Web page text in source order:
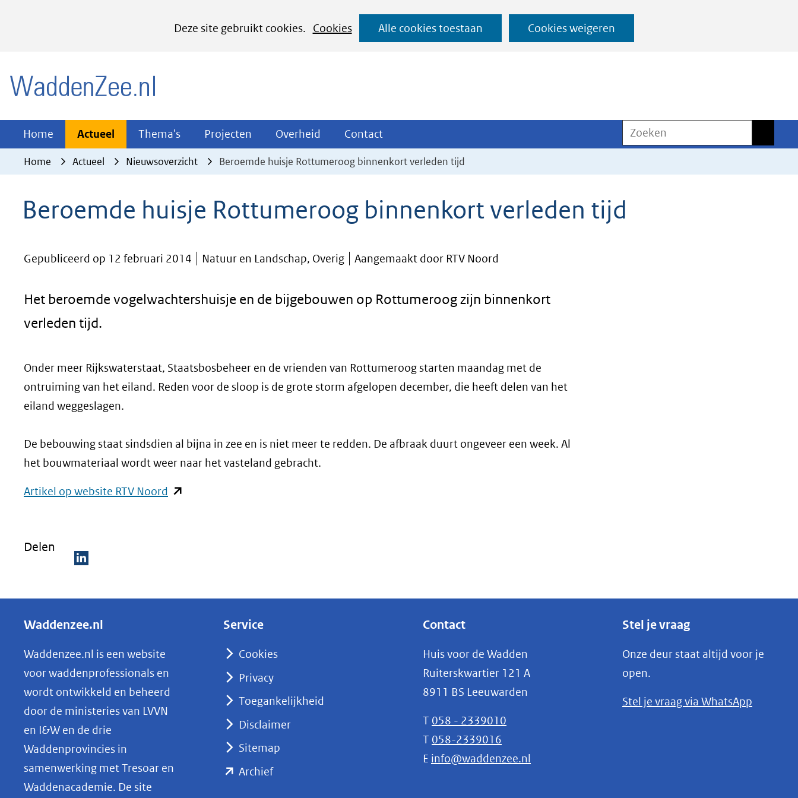
Deze site gebruikt cookies.
Cookies
het
cookies
website
worden
Alle cookies toestaan Cookies weigeren
Ga
naar
Home Actueel Actueel
Uitklappen
Thema's Thema's
Uitklappen
Projecten Projecten
Uitklappen
Overheid Overheid
Uitklappen
Contact
Uitklappen
Zoeken
Home Actueel Nieuwsoverzicht Beroemde huisje Rottumeroog binnenkort verleden tijd
Beroemde huisje Rottumeroog binnenkort verleden tijd
Gepubliceerd op 12 februari 2014 Natuur en Landschap, Overig Aangemaakt door RTV Noord
Het beroemde vogelwachtershuisje en de bijgebouwen op Rottumeroog zijn binnenkort
verleden tijd.
Onder meer Rijkswaterstaat, Staatsbosbeheer en de vrienden van Rottumeroog starten maandag met de
ontruiming van het eiland. Reden voor de sloop is de grote storm afgelopen december, die heeft delen van het
eiland weggeslagen.
De bebouwing staat sindsdien al bijna in zee en is niet meer te redden. De afbraak duurt ongeveer een week. Al
het bouwmateriaal wordt weer naar het vasteland gebracht.
Artikel op website RTV Noord (opent
Delen
e
e
n
o
p
L
k
e
d
Waddenzee.nl
Waddenzee.nl is een website
voor waddenprofessionals en
wordt ontwikkeld en beheerd
door de ministeries van LVVN
en I&W en de drie
Waddenprovincies in
samenwerking met Tresoar en
Waddenacademie. De site
Service
Cookies
Privacy
Toegankelijkheid
Disclaimer
Sitemap
Archief(opent
Contact
Huis voor de Wadden
Ruiterskwartier 121 A
8911 BS Leeuwarden
T 058 - 2339010
T 058-2339016
E info@waddenzee.nl
Stel je vraag
Onze deur staat altijd voor je
open.
Stel je vraag via WhatsApp